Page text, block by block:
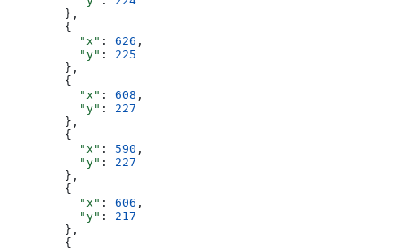
        },
        {
          "x"
: 626 ,
          "y"
: 225
        },
        {
          "x"
: 608 ,
          "y"
: 227
        },
        {
          "x"
: 590 ,
          "y"
: 227
        },
        {
          "x"
: 606 ,
          "y"
: 217
        },
        {